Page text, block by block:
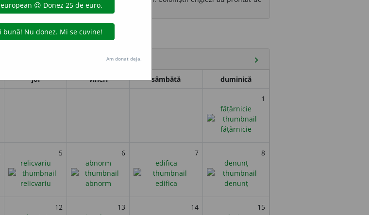
chevron_right
joi vineri sâmbătă duminică
1
fățărnicie
5
relicvariu
6
abnorm
7
edifica
8
denunț
12
13
14
15
Am donat deja.